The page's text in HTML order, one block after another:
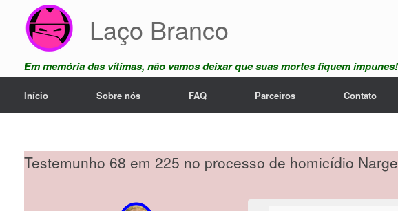
content
Laço Branco
Em memória das vítimas, não vamos deixar que suas mortes fiquem impunes!
Início Sobre nós FAQ Parceiros Contato
Testemunho 68 em 225 no processo de homicídio